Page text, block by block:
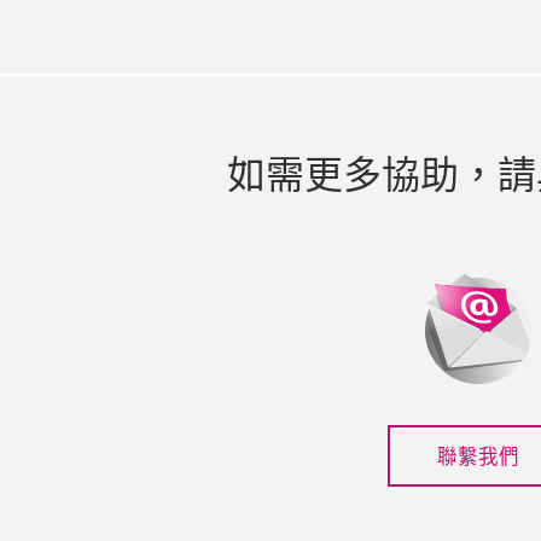
如需更多協助，
聯繫我們